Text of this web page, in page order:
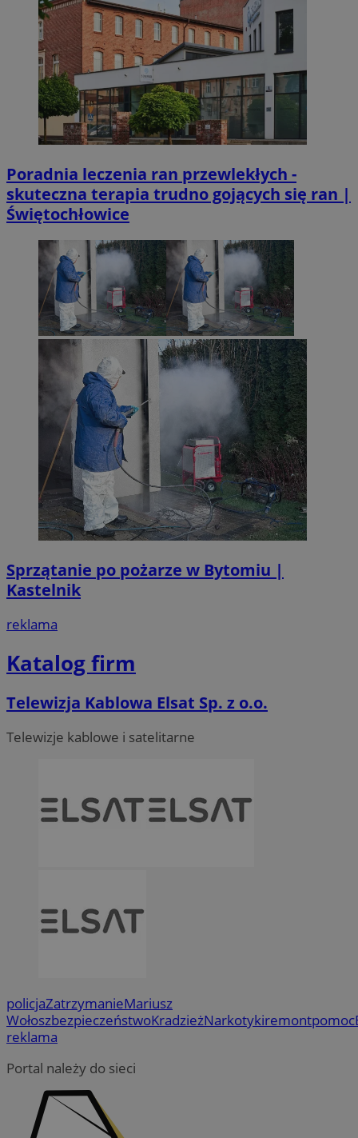
Poradnia leczenia ran przewlekłych -
skuteczna terapia trudno gojących się ran |
Świętochłowice
Sprzątanie po pożarze w Bytomiu |
Kastelnik
reklama
Katalog firm
Telewizja Kablowa Elsat Sp. z o.o.
Telewizje kablowe i satelitarne
policjaZatrzymanieMariusz
WołoszbezpieczeństwoKradzieżNarkotykiremontpomoc
reklama
Portal należy do sieci